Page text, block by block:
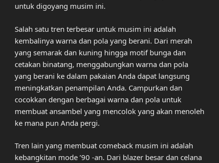
untuk digoyang musim ini.
Salah satu tren terbesar untuk musim ini adalah
kembalinya warna dan pola yang berani. Dari merah
yang semarak dan kuning hingga motif bunga dan
cetakan binatang, menggabungkan warna dan pola
yang berani ke dalam pakaian Anda dapat langsung
meningkatkan penampilan Anda. Campurkan dan
cocokkan dengan berbagai warna dan pola untuk
membuat ansambel yang mencolok yang akan menoleh
ke mana pun Anda pergi.
Tren lain yang membuat comeback musim ini adalah
kebangkitan mode ’90 -an. Dari blazer besar dan celana